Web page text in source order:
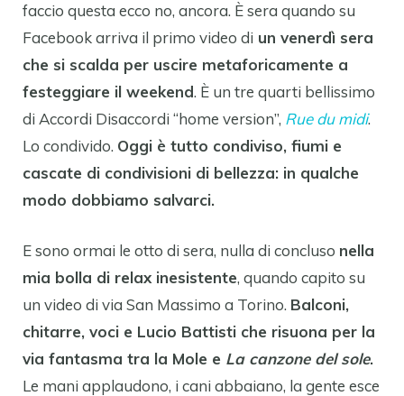
faccio questa ecco no, ancora. È sera quando su
Facebook arriva il primo video di un venerdì sera
che si scalda per uscire metaforicamente a
festeggiare il weekend. È un tre quarti bellissimo
di Accordi Disaccordi “home version”, Rue du midi.
Lo condivido. Oggi è tutto condiviso, fiumi e
cascate di condivisioni di bellezza: in qualche
modo dobbiamo salvarci.
E sono ormai le otto di sera, nulla di concluso nella
mia bolla di relax inesistente, quando capito su
un video di via San Massimo a Torino. Balconi,
chitarre, voci e Lucio Battisti che risuona per la
via fantasma tra la Mole e La canzone del sole.
Le mani applaudono, i cani abbaiano, la gente esce